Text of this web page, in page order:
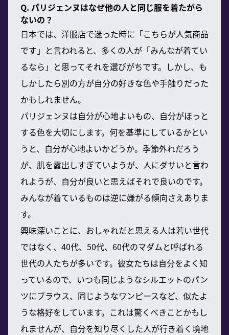
Q. パリジェンヌはなぜ他の人と同じ服を着たがら
ないの？
日本では、洋服店で迷った時に「こちらが人気商品
です」と言われると、多くの人が「みんなが着てい
るなら」と思ってそれを選びがちです。しかし、も
しかしたら別の方が自分の好きな色や手触りだった
かもしれません。
パリジェンヌは自分が心地よいもの、自分がほっと
する色を大切にします。何を基準にしているかとい
うと、自分が心地よいかどうか。季節外れだろう
が、肌を露出しすぎていようが、人にダサいと言わ
れようが、自分が良いと思えばそれで良いのです。
みんなが着ているものは逆に嫌がる傾向さえありま
す。
興味深いことに、おしゃれだと思える人は若い世代
ではなく、40代、50代、60代のマダムと呼ばれる
世代の人たちが多いです。彼女たちは自分をよく知
っているので、いつも同じようなシルエットのパン
ツにブラウス、同じようなワンピースなど、似たよ
うな格好をしています。これは驚くべきことかもし
れませんが、自分を知り尽くした人が行き着く境地